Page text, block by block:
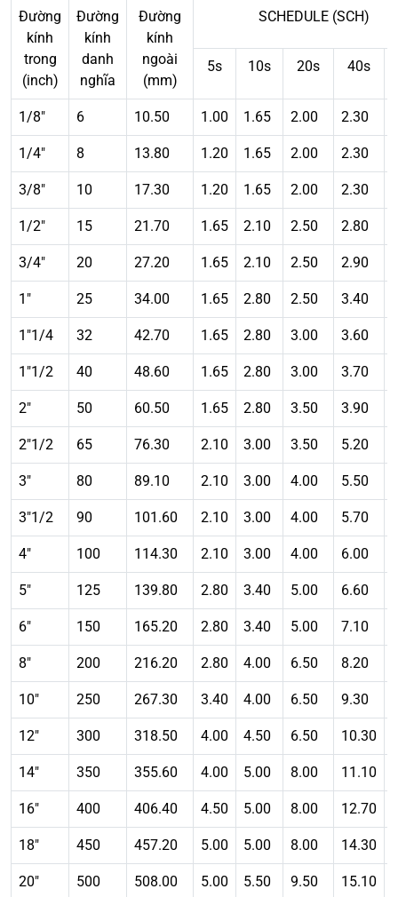
Đường
kính
trong
(inch)
Đường
kính
danh
nghĩa
Đường
kính
ngoài
(mm)
SCHEDULE (SCH)
5s 10s 20s 40s
1/8″ 6 10.50 1.00 1.65 2.00 2.30
1/4″ 8 13.80 1.20 1.65 2.00 2.30
3/8″ 10 17.30 1.20 1.65 2.00 2.30
1/2″ 15 21.70 1.65 2.10 2.50 2.80
3/4″ 20 27.20 1.65 2.10 2.50 2.90
1″ 25 34.00 1.65 2.80 2.50 3.40
1″1/4 32 42.70 1.65 2.80 3.00 3.60
1″1/2 40 48.60 1.65 2.80 3.00 3.70
2″ 50 60.50 1.65 2.80 3.50 3.90
2″1/2 65 76.30 2.10 3.00 3.50 5.20
3″ 80 89.10 2.10 3.00 4.00 5.50
3″1/2 90 101.60 2.10 3.00 4.00 5.70
4″ 100 114.30 2.10 3.00 4.00 6.00
5″ 125 139.80 2.80 3.40 5.00 6.60
6″ 150 165.20 2.80 3.40 5.00 7.10
8″ 200 216.20 2.80 4.00 6.50 8.20
10″ 250 267.30 3.40 4.00 6.50 9.30
12″ 300 318.50 4.00 4.50 6.50 10.30
14″ 350 355.60 4.00 5.00 8.00 11.10
16″ 400 406.40 4.50 5.00 8.00 12.70
18″ 450 457.20 5.00 5.00 8.00 14.30
20″ 500 508.00 5.00 5.50 9.50 15.10